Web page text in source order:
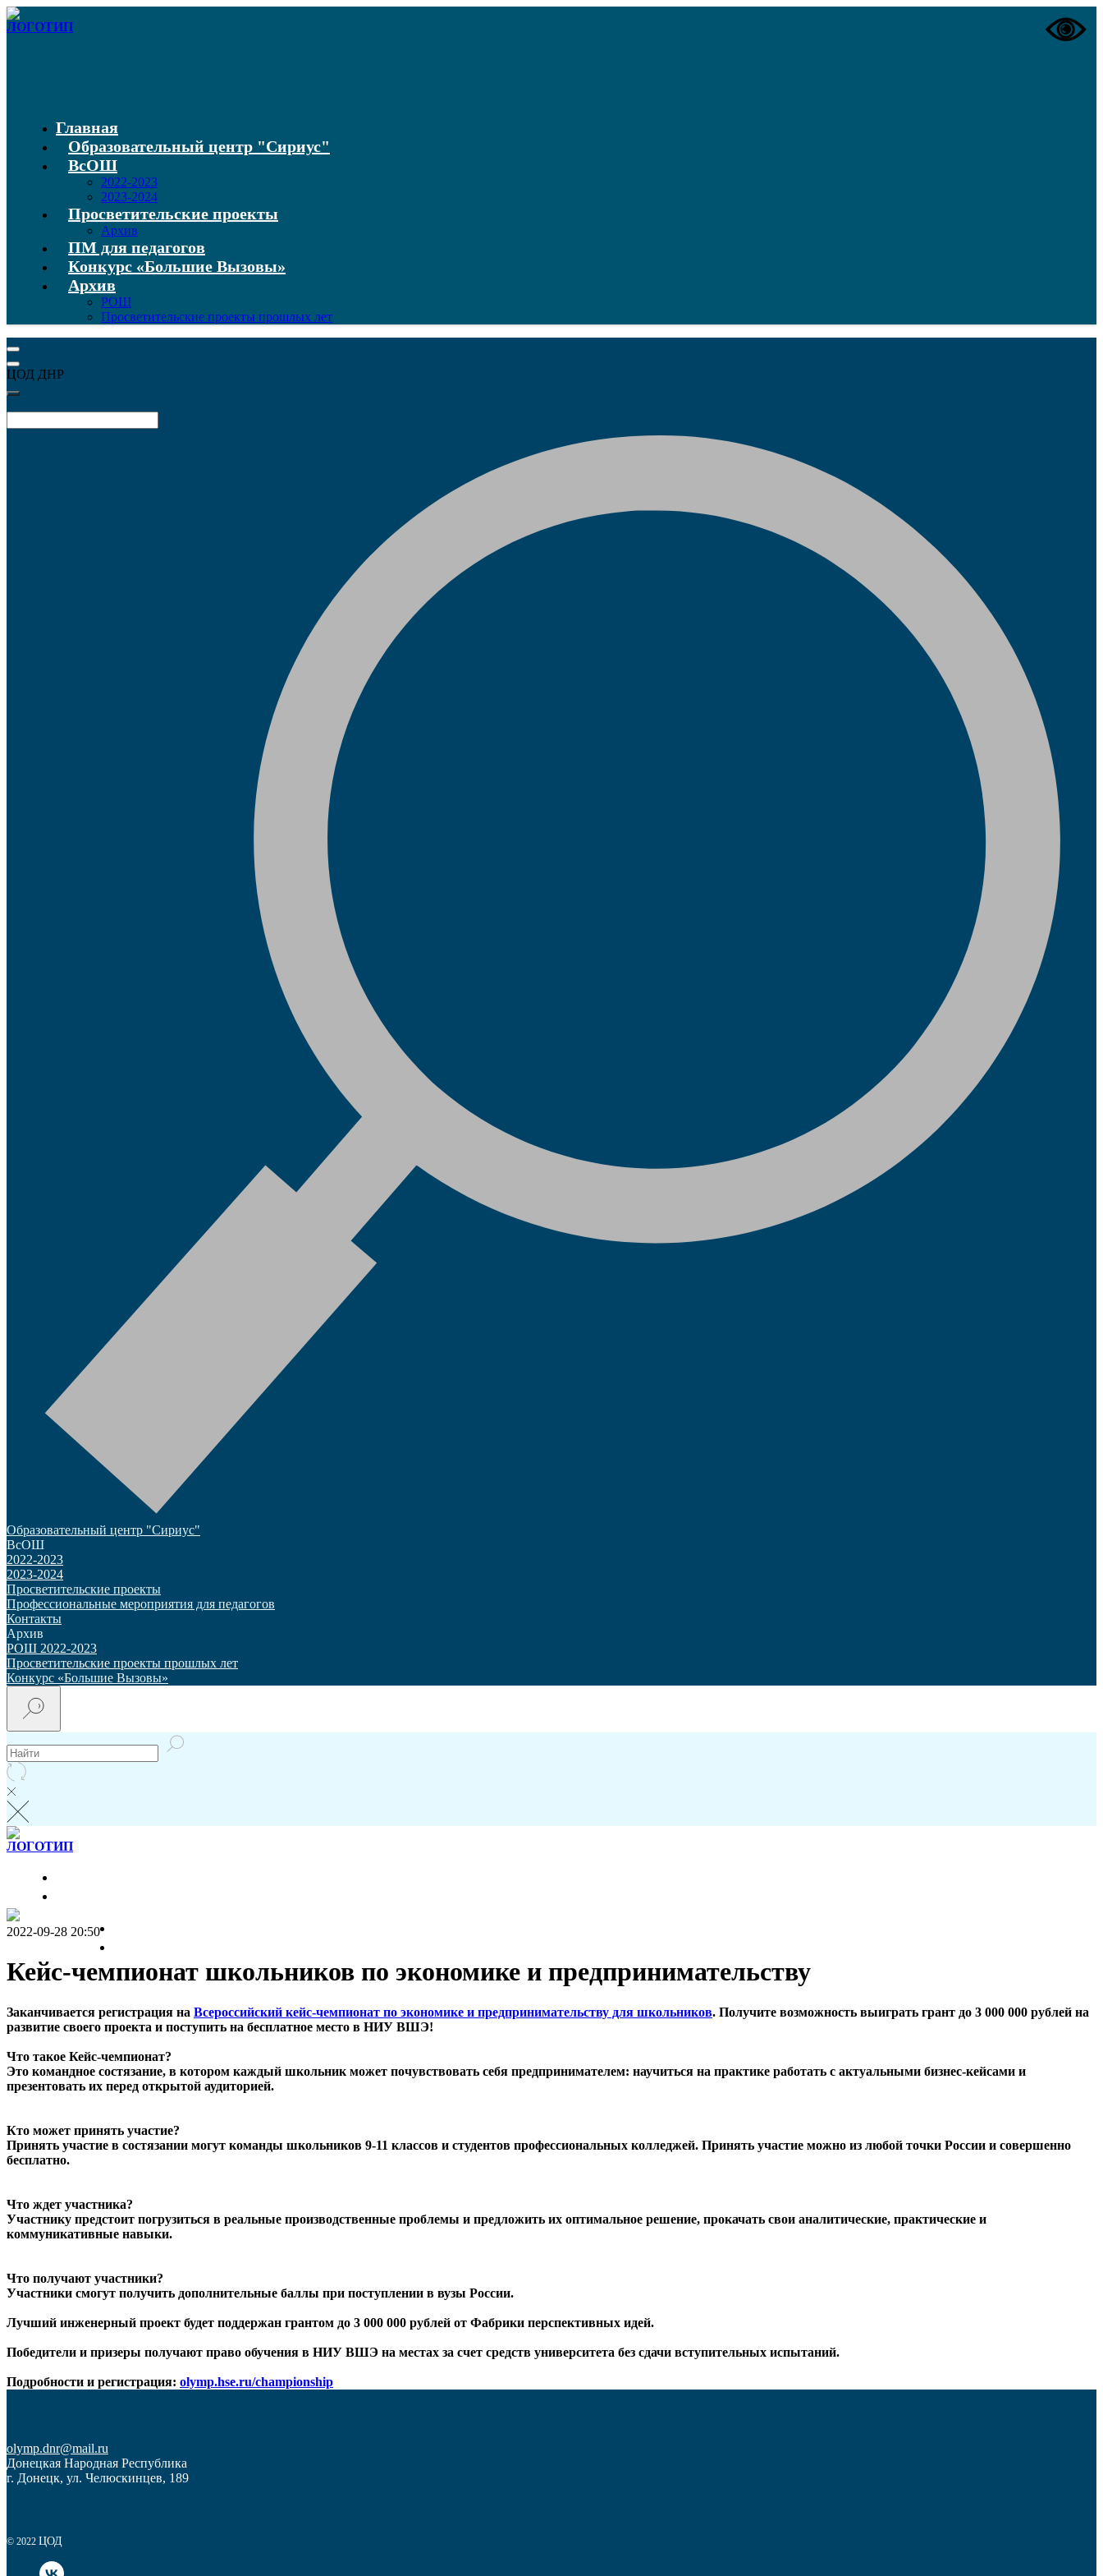
Главная
Образовательный центр "Сириус"
ВсОШ
2022-2023
2023-2024
Просветительские проекты
Архив
ПМ для педагогов
Конкурс «Большие Вызовы»
Архив
РОШ
Просветительские проекты прошлых лет
ЦОД ДНР
Образовательный центр "Сириус"
ВсОШ
2022-2023
2023-2024
Просветительские проекты
Профессиональные мероприятия для педагогов
Контакты
Архив
РОШ 2022-2023
Просветительские проекты прошлых лет
Конкурс «Большие Вызовы»
2022-09-28 20:50
Кейс-чемпионат школьников по экономике и предпринимательству
Заканчивается регистрация на Всероссийский кейс-чемпионат по экономике и предпринимательству для школьников. Получите возможность выиграть грант до 3 000 000 рублей на
развитие своего проекта и поступить на бесплатное место в НИУ ВШЭ!
Что такое Кейс-чемпионат?
Это командное состязание, в котором каждый школьник может почувствовать себя предпринимателем: научиться на практике работать с актуальными бизнес-кейсами и
презентовать их перед открытой аудиторией.
Кто может принять участие?
Принять участие в состязании могут команды школьников 9-11 классов и студентов профессиональных колледжей. Принять участие можно из любой точки России и совершенно
бесплатно.
Что ждет участника?
Участнику предстоит погрузиться в реальные производственные проблемы и предложить их оптимальное решение, прокачать свои аналитические, практические и
коммуникативные навыки.
Что получают участники?
Участники смогут получить дополнительные баллы при поступлении в вузы России.
Лучший инженерный проект будет поддержан грантом до 3 000 000 рублей от Фабрики перспективных идей.
Победители и призеры получают право обучения в НИУ ВШЭ на местах за счет средств университета без сдачи вступительных испытаний.
Подробности и регистрация: olymp.hse.ru/championship
olymp.dnr@mail.ru
Донецкая Народная Республика
г. Донецк, ул. Челюскинцев, 189
© 2022 ЦОД